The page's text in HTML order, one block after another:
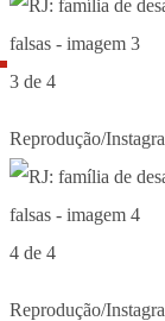
3 de 4
Reprodução/
4 de 4
Reprodução/